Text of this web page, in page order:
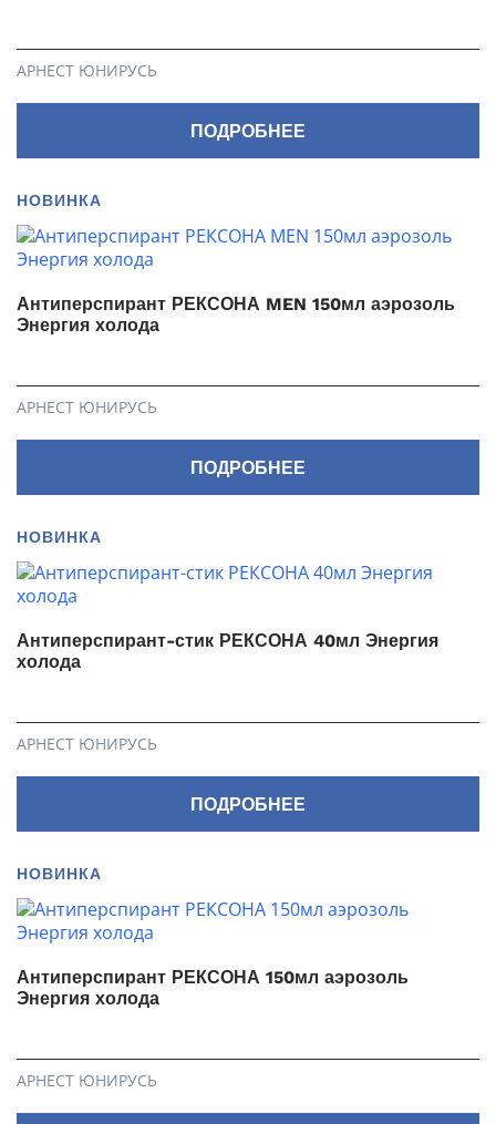
АРНЕСТ ЮНИРУСЬ
ПОДРОБНЕЕ
НОВИНКА
Антиперспирант РЕКСОНА MEN 150мл аэрозоль
Энергия холода
АРНЕСТ ЮНИРУСЬ
ПОДРОБНЕЕ
НОВИНКА
Антиперспирант-стик РЕКСОНА 40мл Энергия
холода
АРНЕСТ ЮНИРУСЬ
ПОДРОБНЕЕ
НОВИНКА
Антиперспирант РЕКСОНА 150мл аэрозоль
Энергия холода
АРНЕСТ ЮНИРУСЬ